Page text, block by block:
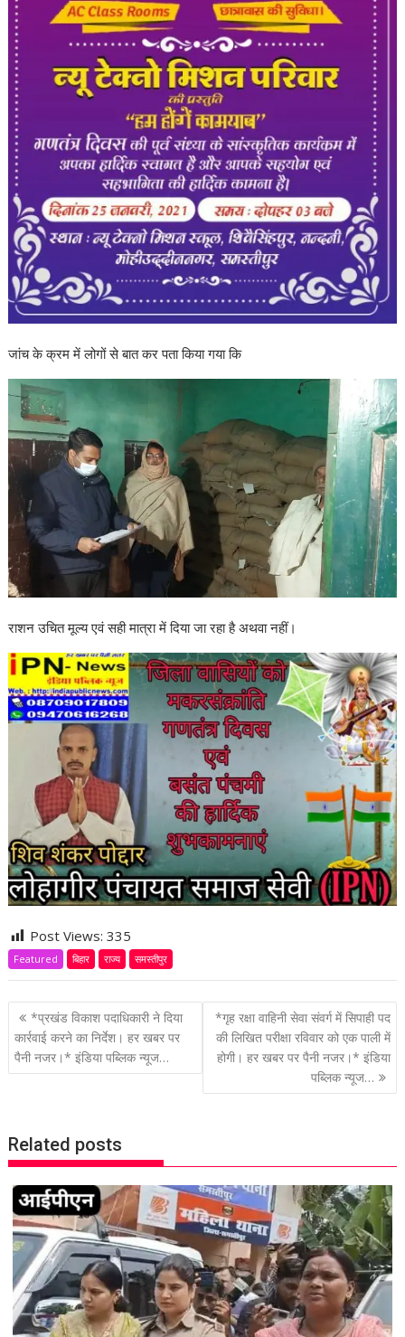
जांच के क्रम में लोगों से बात कर पता किया गया कि
राशन उचित मूल्य एवं सही मात्रा में दिया जा रहा है अथवा नहीं।
Post Views:335
Featured बिहार राज्य समस्तीपुर
P
o
s
a
v
i
g
a
t
i
o
n
*प्रखंड विकाश पदाधिकारी ने दिया
कार्रवाई करने का निर्देश। हर खबर पर
पैनी नजर।* इंडिया पब्लिक न्यूज…
*गृह रक्षा वाहिनी सेवा संवर्ग में सिपाही पद
की लिखित परीक्षा रविवार को एक पाली में
होगी। हर खबर पर पैनी नजर।* इंडिया
पब्लिक न्यूज…
Related posts